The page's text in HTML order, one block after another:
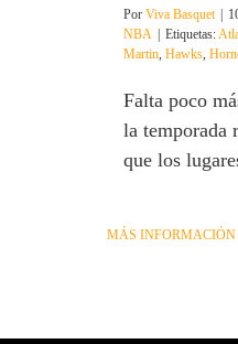
Por Viva Basquet
NBA
Etiquetas:
Martin, Hawks,
Falta poco
la temporada
que los
MÁS INFORMACIÓN